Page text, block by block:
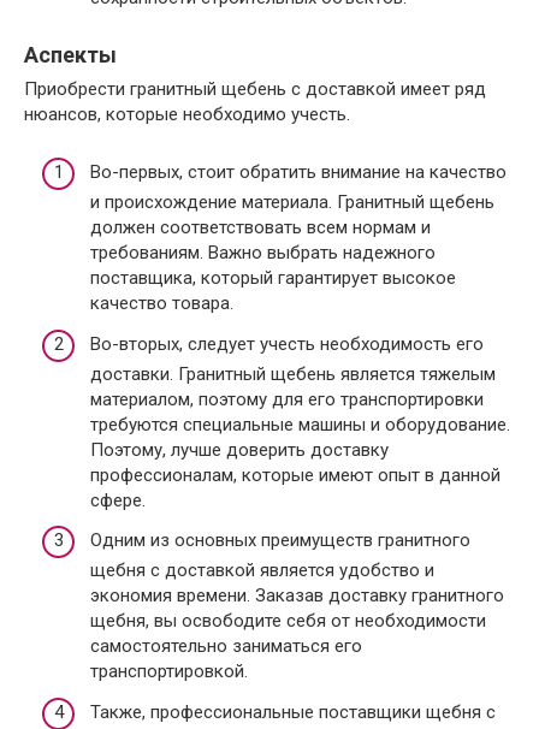
Аспекты
Приобрести гранитный щебень с доставкой имеет ряд
нюансов, которые необходимо учесть.
Во-первых, стоит обратить внимание на качество
и происхождение материала. Гранитный щебень
должен соответствовать всем нормам и
требованиям. Важно выбрать надежного
поставщика, который гарантирует высокое
качество товара.
Во-вторых, следует учесть необходимость его
доставки. Гранитный щебень является тяжелым
материалом, поэтому для его транспортировки
требуются специальные машины и оборудование.
Поэтому, лучше доверить доставку
профессионалам, которые имеют опыт в данной
сфере.
Одним из основных преимуществ гранитного
щебня с доставкой является удобство и
экономия времени. Заказав доставку гранитного
щебня, вы освободите себя от необходимости
самостоятельно заниматься его
транспортировкой.
Также, профессиональные поставщики щебня с